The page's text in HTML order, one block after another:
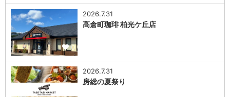
0
2026.7.31
高倉町珈琲 柏光ケ丘店
2026.7.31
房総の夏祭り